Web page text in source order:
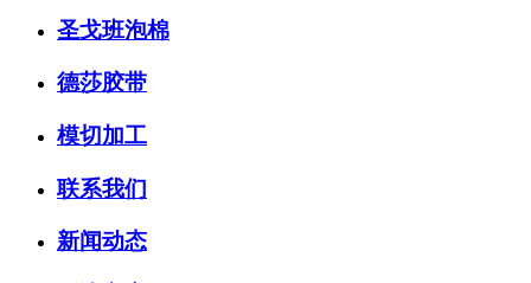
圣戈班泡棉
德莎胶带
模切加工
联系我们
新闻动态